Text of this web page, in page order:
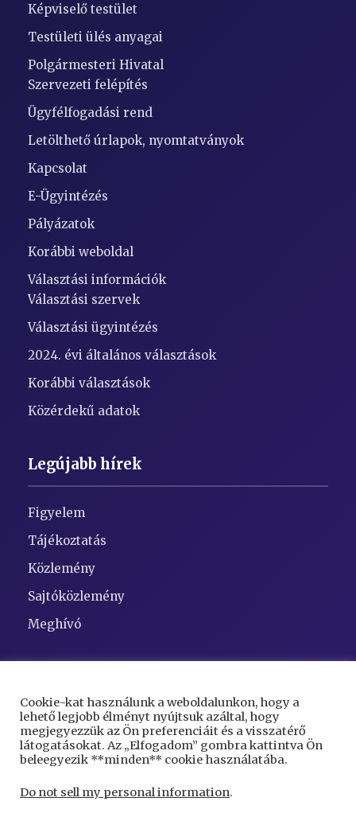
Képviselő testület
Testületi ülés anyagai
Polgármesteri Hivatal
Szervezeti felépítés
Ügyfélfogadási rend
Letölthető úrlapok, nyomtatványok
Kapcsolat
E-Ügyintézés
Pályázatok
Korábbi weboldal
Választási információk
Választási szervek
Választási ügyintézés
2024. évi általános választások
Korábbi választások
Közérdekű adatok
Legújabb hírek
Figyelem
Tájékoztatás
Közlemény
Sajtóközlemény
Meghívó
Cím:
5948 Kaszaper, Szent Gellért tér 1
Telefon: 68/423-000
Cookie-kat használunk a weboldalunkon, hogy a
lehető legjobb élményt nyújtsuk azáltal, hogy
megjegyezzük az Ön preferenciáit és a visszatérő
látogatásokat. Az „Elfogadom” gombra kattintva Ön
beleegyezik **minden** cookie használatába.
Do not sell my personal information.